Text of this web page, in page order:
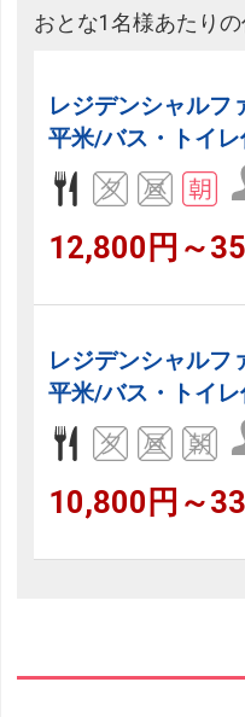
おとな1名様あたり
レジデンシャルフ
平米/バス・トイ
12,800円～
レジデンシャルフ
平米/バス・トイ
10,800円～